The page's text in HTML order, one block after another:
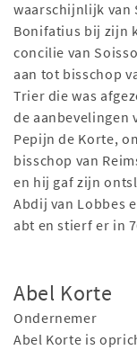
waarschijnlijk van
Bonifatius bij zijn
concilie van
aan tot bisschop
Trier die was
de aanbevelingen
Pepijn de Korte,
bisschop van
en hij gaf zijn
Abdij van Lobbes
abt en stierf er in
Abel Korte
Ondernemer
Abel Korte is